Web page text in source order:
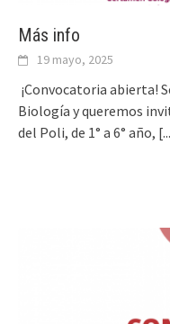
Más info
19 mayo, 2025
¡Convocatoria abierta!
Biología y queremos
del Poli, de 1° a 6° año,